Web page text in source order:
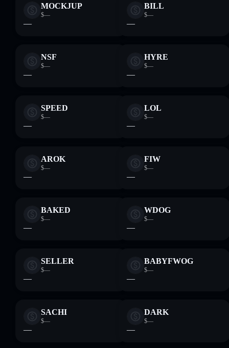
MOCKJUP
$—
—
BILL
$—
—
NSF
$—
—
HYRE
$—
—
SPEED
$—
—
LOL
$—
—
AROK
$—
—
FIW
$—
—
BAKED
$—
—
WDOG
$—
—
SELLER
$—
—
BABYFWOG
$—
—
SACHI
$—
—
DARK
$—
—